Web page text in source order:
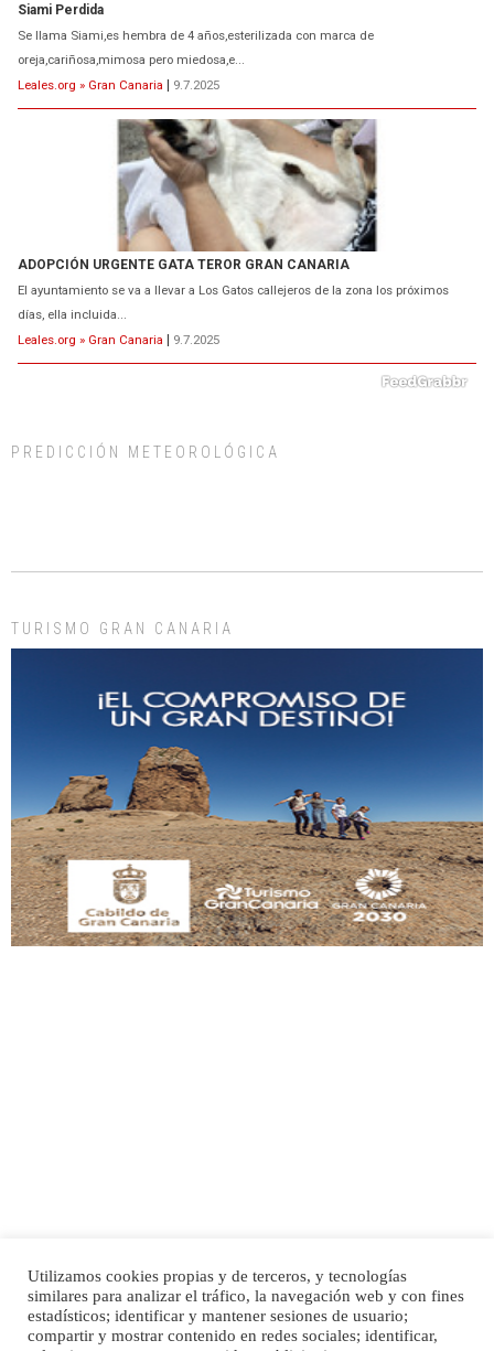
Siami Perdida
Se llama Siami,es hembra de 4 años,esterilizada con marca de
oreja,cariñosa,mimosa pero miedosa,e...
Leales.org » Gran Canaria | 9.7.2025
ADOPCIÓN URGENTE GATA TEROR GRAN CANARIA
El ayuntamiento se va a llevar a Los Gatos callejeros de la zona los próximos
días, ella incluida...
Leales.org » Gran Canaria | 9.7.2025
manso y extremadamente cari...
Adopción urgente
Busco adopción responsable para mi perra. Pastor alemán, hembra, 4 años. Por
motivos personales ...
Leales.org » Gran Canaria | 6.7.2025
Ninfa perdida
El día 5 se los perdió una ninfa papillera, asustada tiene miedo a la calle, se
perdió por la zon...
PREDICCIÓN METEOROLÓGICA
TURISMO GRAN CANARIA
Inicio Publicidad
Política de privacidad
Utilizamos cookies propias y de terceros, y tecnologías
similares para analizar el tráfico, la navegación web y con fines
estadísticos; identificar y mantener sesiones de usuario;
compartir y mostrar contenido en redes sociales; identificar,